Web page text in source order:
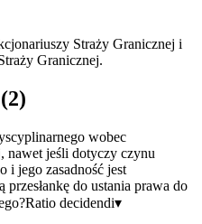
Straży Granicznej i
Granicznej.
2)
wobec
nawet jeśli dotyczy czynu
i jego zasadność jest
do ustania prawa do
Ratio decidendi▾